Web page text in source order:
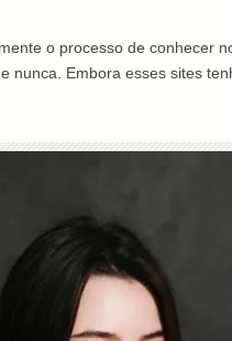
o processo de conhecer
nunca. Embora esses sites